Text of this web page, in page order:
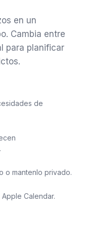
en un
Cambia entre
para planificar
de
o mantenlo privado.
Calendar.